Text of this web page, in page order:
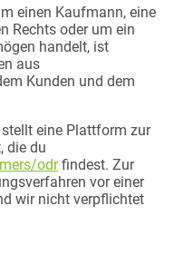
einen Kaufmann, eine
Rechts oder um ein
handelt, ist
aus
Kunden und dem
eine Plattform zur
die du
odrfindest. Zur
vor einer
wir nicht verpflichtet